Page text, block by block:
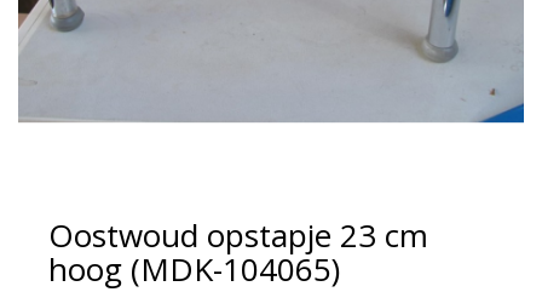
Oostwoud opstapje 23 cm
hoog (MDK-104065)